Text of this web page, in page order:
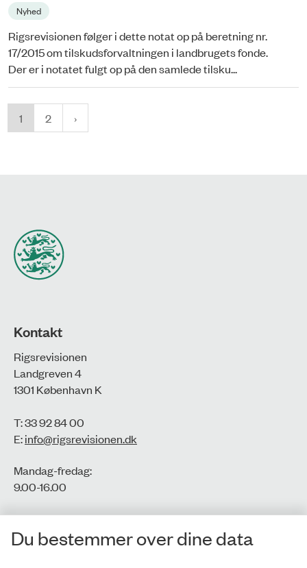
Nyhed
Rigsrevisionen følger i dette notat op på beretning nr.
17/2015 om tilskudsforvaltningen i landbrugets fonde.
Der er i notatet fulgt op på den samlede tilsku...
1 2
Kontakt
Rigsrevisionen
Landgreven 4
1301 København K
T: 33 92 84 00
E:info@rigsrevisionen.dk
Mandag-fredag:
9.00-16.00​
CVR-nr.: 77806113
EAN-nr.: 5798000016002
Du bestemmer over dine data